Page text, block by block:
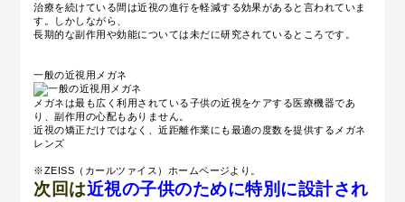
治療を続けている間は近視の進行を軽減する効果があると言われていま
す。しかしながら、
長期的な副作用や効能については未だに研究されているところです。
一般の近視用メガネ
メガネは最も広く利用されている子供の近視をケアする医療機器であ
り、副作用の心配もありません。
近視の矯正だけではなく、近距離作業にも最適の度数を提供するメガネ
レンズ
※ZEISS（カールツァイス）ホームページより。
次回は近視の子供のために特別に設計され